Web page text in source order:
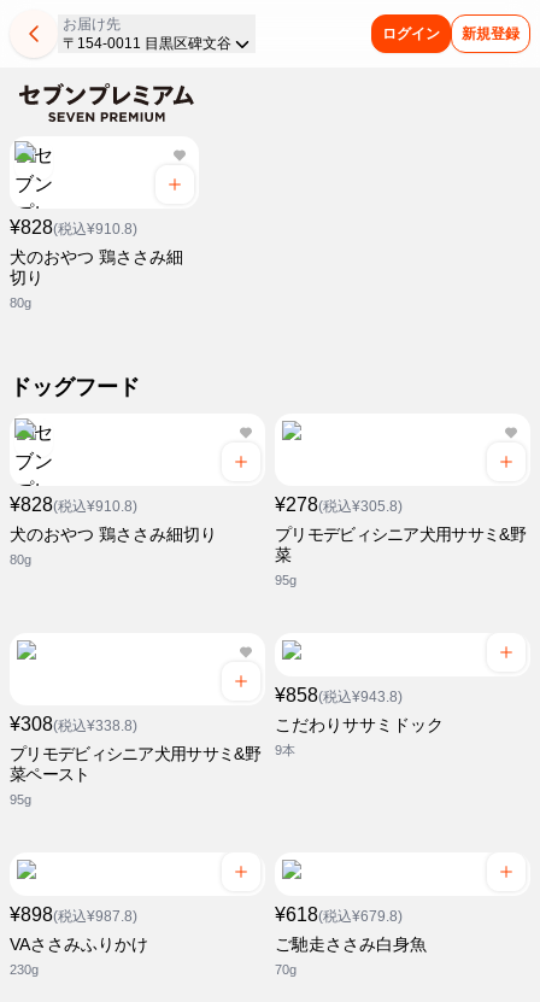
お届け先
〒154-0011 目黒区碑文谷
ログイン 新規登録
¥828(税込¥910.8)
犬のおやつ 鶏ささみ細
切り
80g
ドッグフード
¥828(税込¥910.8)
犬のおやつ 鶏ささみ細切り
80g
¥278(税込¥305.8)
プリモデビィシニア犬用ササミ&野
菜
95g
¥308(税込¥338.8)
プリモデビィシニア犬用ササミ&野
菜ペースト
95g
¥858(税込¥943.8)
こだわりササミドック
9本
¥898(税込¥987.8)
VAささみふりかけ
230g
¥618(税込¥679.8)
ご馳走ささみ白身魚
70g